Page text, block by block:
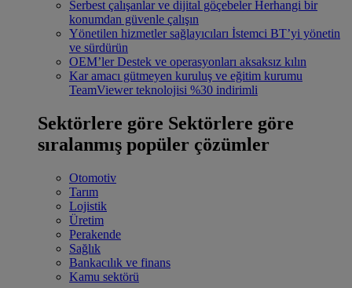
Serbest çalışanlar ve dijital göçebeler Herhangi bir
konumdan güvenle çalışın
Yönetilen hizmetler sağlayıcıları İstemci BT’yi yönetin
ve sürdürün
OEM’ler Destek ve operasyonları aksaksız kılın
Kar amacı gütmeyen kuruluş ve eğitim kurumu
TeamViewer teknolojisi %30 indirimli
Sektörlere göre Sektörlere göre
sıralanmış popüler çözümler
Otomotiv
Tarım
Lojistik
Üretim
Perakende
Sağlık
Bankacılık ve finans
Kamu sektörü